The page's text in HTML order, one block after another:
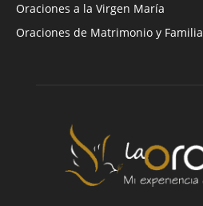
Oraciones a la Virgen María
Oraciones de Matrimonio y Familia